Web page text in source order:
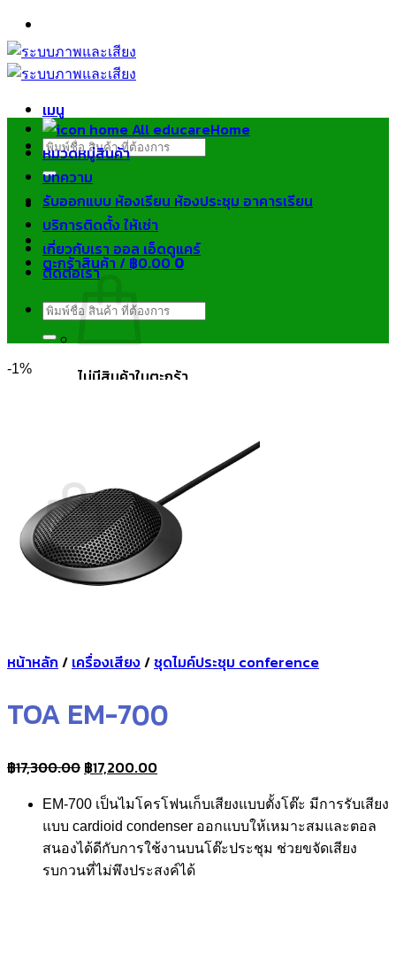
ข้าม
ไป
ยัง
เมนู
ค้นหา:
ตะกร้าสินค้า /฿0.000
ไม่มีสินค้าในตะกร้า
ไม่มีสินค้าในตะกร้า
Home
หมวดหมู่สินค้า
บทความ
รับออกแบบ ห้องเรียน ห้องประชุม อาคารเรียน
บริการติดตั้ง ให้เช่า
เกี่ยวกับเรา ออล เอ็ดดูแคร์
ติดต่อเรา
ค้นหา:
-1%
หน้าหลัก / เครื่องเสียง/ชุดไมค์ประชุม conference
TOA EM-700
฿17,300.00 Original
was:
฿17,300.00.
฿17,200.00Current
is:
฿17,200.00.
EM-700 เป็นไมโครโฟนเก็บเสียงแบบตั้งโต๊ะ มีการรับเสียง
แบบ cardioid condenser ออกแบบให้เหมาะสมและตอล
สนองได้ดีกับการใช้งานบนโต๊ะประชุม ช่วยขจัดเสียง
รบกวนที่ไม่พึงประสงค์ได้